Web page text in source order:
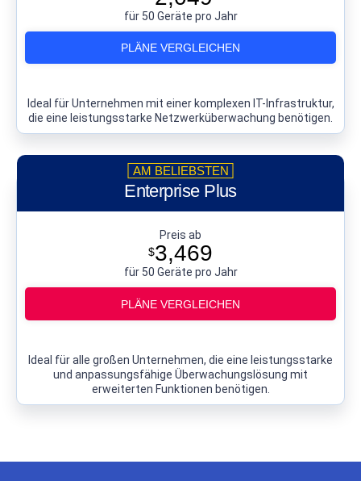
für 50 Geräte pro Jahr
PLÄNE VERGLEICHEN
Ideal für Unternehmen mit einer komplexen IT-Infrastruktur,
die eine leistungsstarke Netzwerküberwachung benötigen.
Enterprise Plus
Preis ab
$3,469
für 50 Geräte pro Jahr
PLÄNE VERGLEICHEN
Ideal für alle großen Unternehmen, die eine leistungsstarke
und anpassungsfähige Überwachungslösung mit
erweiterten Funktionen benötigen.